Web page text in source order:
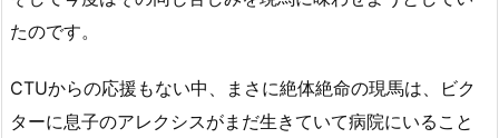
たのです。
CTUからの応援もない中、まさに絶体絶命の現馬は、ビク
ターに息子のアレクシスがまだ生きていて病院にいること